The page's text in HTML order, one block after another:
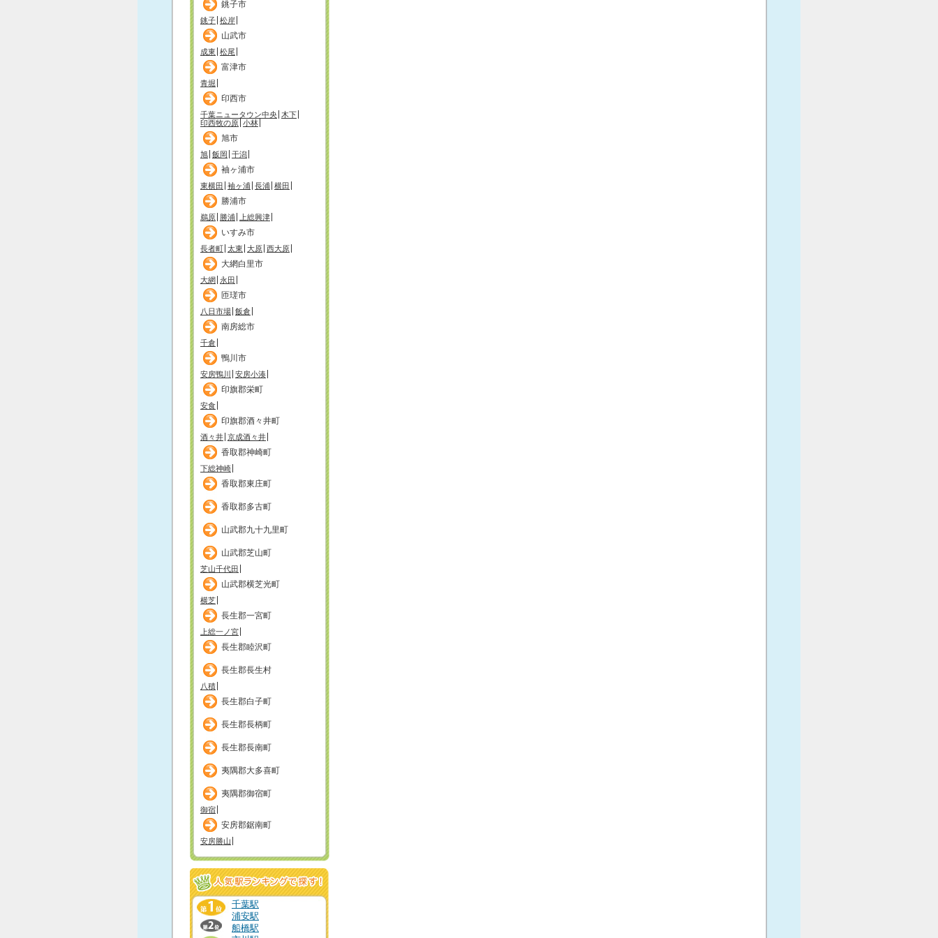
銚子市
銚子 松岸
山武市
成東 松尾
富津市
青堀
印西市
千葉ニュータウン中央 木下
印西牧の原 小林
旭市
旭 飯岡 干潟
袖ヶ浦市
東横田 袖ヶ浦 長浦 横田
勝浦市
鵜原 勝浦 上総興津
いすみ市
長者町 太東 大原 西大原
大網白里市
大網 永田
匝瑳市
八日市場 飯倉
南房総市
千倉
鴨川市
安房鴨川 安房小湊
印旗郡栄町
安食
印旗郡酒々井町
酒々井 京成酒々井
香取郡神崎町
下総神崎
香取郡東庄町
香取郡多古町
山武郡九十九里町
山武郡芝山町
芝山千代田
山武郡横芝光町
横芝
長生郡一宮町
上総一ノ宮
長生郡睦沢町
長生郡長生村
八積
長生郡白子町
長生郡長柄町
長生郡長南町
夷隅郡大多喜町
夷隅郡御宿町
御宿
安房郡鋸南町
安房勝山
千葉駅
浦安駅
船橋駅